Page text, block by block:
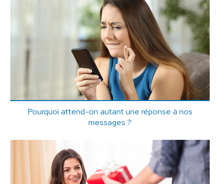
Pourquoi attend-on autant une réponse à nos
messages ?